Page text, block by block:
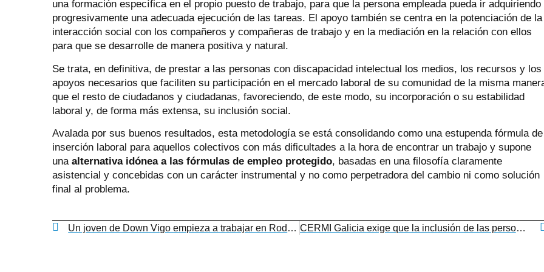
una formación específica en el propio puesto de trabajo, para que la persona empleada pueda ir adquiriendo
progresivamente una adecuada ejecución de las tareas. El apoyo también se centra en la potenciación de la
interacción social con los compañeros y compañeras de trabajo y en la mediación en la relación con ellos
para que se desarrolle de manera positiva y natural.
Se trata, en definitiva, de prestar a las personas con discapacidad intelectual los medios, los recursos y los
apoyos necesarios que faciliten su participación en el mercado laboral de su comunidad de la misma
que el resto de ciudadanos y ciudadanas, favoreciendo, de este modo, su incorporación o su estabilidad
laboral y, de forma más extensa, su inclusión social.
Avalada por sus buenos resultados, esta metodología se está consolidando como una estupenda fórmula de
inserción laboral para aquellos colectivos con más dificultades a la hora de encontrar un trabajo y supone
unaalternativa idónea a las fórmulas de empleo protegido, basadas en una filosofía claramente
asistencial y concebidas con un carácter instrumental y no como perpetradora del cambio ni como solución
final al problema.
Un joven de Down Vigo empieza a trabajar en Rodavigo como operario de almacén CERMI Galicia exige que la inclusión de las personas con discapacidad comience desde la infancia